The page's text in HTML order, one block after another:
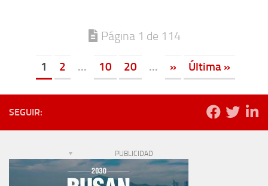
Página 1 de 114
1 2 ... 10 20 ... » Última »
SEGUIR:
PUBLICIDAD